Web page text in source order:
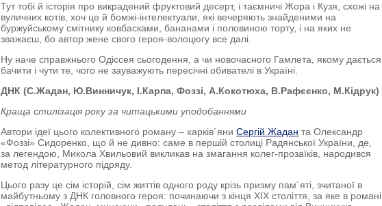
Тут тобі й історія про викрадений фруктовий десерт, і таємничі Жора і Кузя, схожі на
вуличних котів, хоч це й бомжі-інтелектуали, які вечеряють знайденими на
буржуйському смітнику ковбасками, бананами і половиною торту, і на яких не
зважаєш, бо автор жене свого героя-волоцюгу все далі.
Ну наче справжнього Одіссея сьогодення, а чи новочасного Гамлета, якому дається
бачити і чути те, чого не зауважують пересічні обивателі в Україні.
ДНК (С.Жадан, Ю.Винничук, І.Карпа, Фоззі, А.Кокотюха, В.Рафєєнко, М.Кідрук)
Краща стилізація року за читацькими уподобаннями
Автори ідеї цього колективного роману – харків´яниСергій Жадан та Олександр
«Фоззі» Сидоренко, що й не дивно: саме в першій столиці Радянської України, де,
за легендою, Микола Хвильовий викликав на змагання колег-прозаїків, народився
метод літературного підряду.
Цього разу це сім історій, сім життів одного роду крізь призму пам´яті, зчитаної в
майбутньому з ДНК головного героя: починаючи з кінця ХІХ століття, за яке в романі